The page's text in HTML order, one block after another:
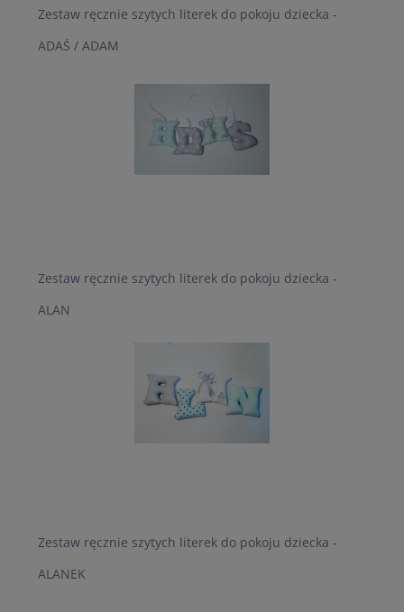
Zestaw ręcznie szytych literek do pokoju dziecka -
ADAŚ / ADAM
Zestaw ręcznie szytych literek do pokoju dziecka -
ALAN
Zestaw ręcznie szytych literek do pokoju dziecka -
ALANEK